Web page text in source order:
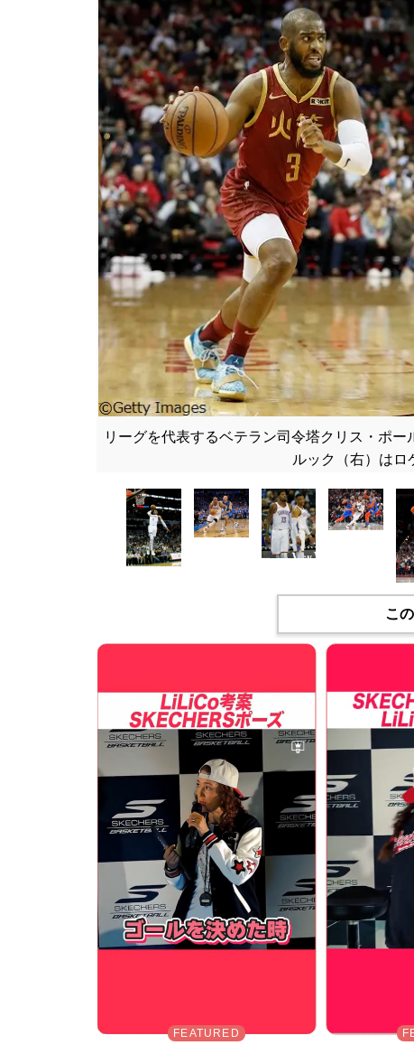
リーグを代表するベテラン司令塔クリス・ポ
ルック（右）はロ
こ